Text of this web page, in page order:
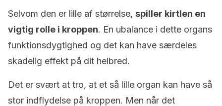
Selvom den er lille af størrelse, spiller kirtlen en
vigtig rolle i kroppen. En ubalance i dette organs
funktionsdygtighed og det kan have særdeles
skadelig effekt på dit helbred.
Det er svært at tro, at et så lille organ kan have så
stor indflydelse på kroppen. Men når det